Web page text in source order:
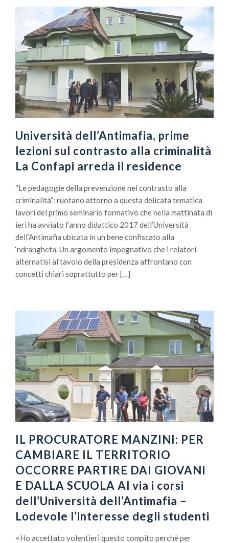
Università dell’Antimafia, prime
lezioni sul contrasto alla criminalità
La Confapi arreda il residence
“Le pedagogie della prevenzione nel contrasto alla
criminalità”: ruotano attorno a questa delicata tematica
lavori del primo seminario formativo che nella mattinata di
ieri ha avviato l’anno didattico 2017 dell’Università
dell’Antimafia ubicata in un bene confiscato alla
‘ndrangheta. Un argomento impegnativo che i relatori
alternatisi al tavolo della presidenza affrontano con
concetti chiari soprattutto per […]
IL PROCURATORE MANZINI: PER
CAMBIARE IL TERRITORIO
OCCORRE PARTIRE DAI GIOVANI
E DALLA SCUOLA Al via i corsi
dell’Università dell’Antimafia –
Lodevole l’interesse degli studenti
<Ho accettato volentieri questo compito perchè per